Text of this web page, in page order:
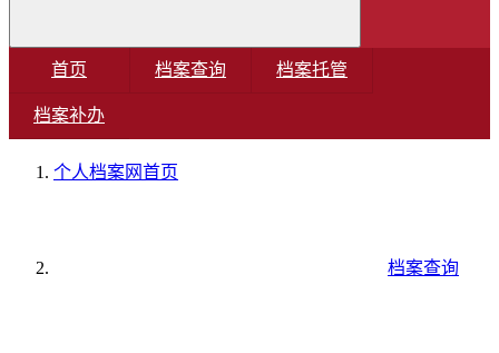
首页 档案查询 档案托管
档案补办
个人档案网首页
档案查询